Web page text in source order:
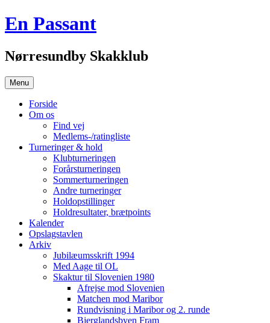
Hop
til
En Passant
Nørresundby Skakklub
Menu
Forside
Om os
Find vej
Medlems-/ratingliste
Turneringer & hold
Klubturneringen
Forårsturneringen
Sommerturneringen
Andre turneringer
Holdopstillinger
Holdresultater, brætpoints
Kalender
Opslagstavlen
Arkiv
Jubilæumsskrift 1994
Med Aage til OL
Skaktur til Slovenien 1980
Afrejse mod Slovenien
Matchen mod Maribor
Rundvisning i Maribor og 2. runde
Bjerglandsbyen Fram